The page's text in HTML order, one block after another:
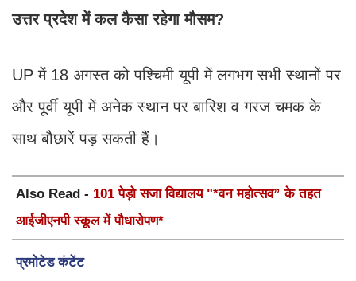
उत्तर प्रदेश में कल कैसा रहेगा मौसम?
UP में 18 अगस्त को पश्चिमी यूपी में लगभग सभी स्थानों पर
और पूर्वी यूपी में अनेक स्थान पर बारिश व गरज चमक के
साथ बौछारें पड़ सकती हैं।
Also Read - 101 पेड़ो सजा विद्यालय "*वन महोत्सव” के तहत
आईजीएनपी स्कूल में पौधारोपण*